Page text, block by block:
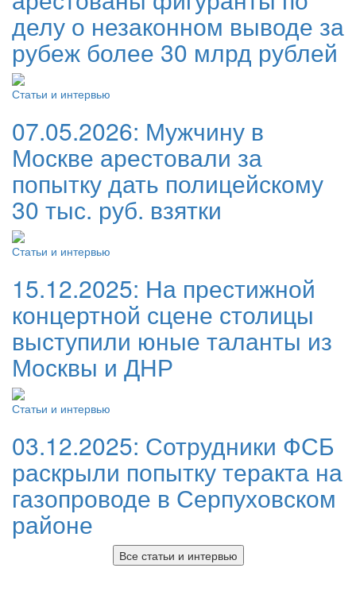
делу о незаконном выводе за
рубеж более 30 млрд рублей
Статьи и интервью
07.05.2026: Мужчину в
Москве арестовали за
попытку дать полицейскому
30 тыс. руб. взятки
Статьи и интервью
15.12.2025: На престижной
концертной сцене столицы
выступили юные таланты из
Москвы и ДНР
Статьи и интервью
03.12.2025: Сотрудники ФСБ
раскрыли попытку теракта на
газопроводе в Серпуховском
районе
Все статьи и интервью